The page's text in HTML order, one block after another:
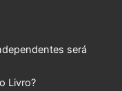
será
Livro?